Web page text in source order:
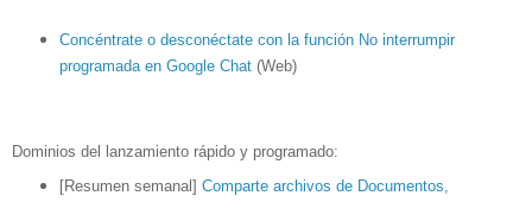
Concéntrate o desconéctate con la función No interrumpir
programada en Google Chat (Web)
Dominios del lanzamiento rápido y programado:
[Resumen semanal] Comparte archivos de Documentos,